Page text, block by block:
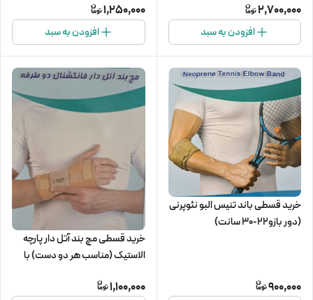
2,700,000
افزودن به سبد
1,250,000
افزودن به سبد
خرید قسطی باند تنیس البو نئوپرنی
(دور بازو22-30 سانت)
900,000
خرید قسطی مچ بند آتل دار پارچه
الاستیک (مناسب هر دو دست) با
1,100,000